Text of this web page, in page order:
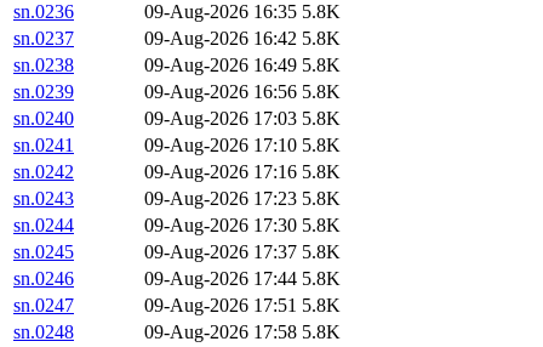
sn.0236
09-Aug-2026 16:35 5.8K
sn.0237
09-Aug-2026 16:42 5.8K
sn.0238
09-Aug-2026 16:49 5.8K
sn.0239
09-Aug-2026 16:56 5.8K
sn.0240
09-Aug-2026 17:03 5.8K
sn.0241
09-Aug-2026 17:10 5.8K
sn.0242
09-Aug-2026 17:16 5.8K
sn.0243
09-Aug-2026 17:23 5.8K
sn.0244
09-Aug-2026 17:30 5.8K
sn.0245
09-Aug-2026 17:37 5.8K
sn.0246
09-Aug-2026 17:44 5.8K
sn.0247
09-Aug-2026 17:51 5.8K
sn.0248
09-Aug-2026 17:58 5.8K